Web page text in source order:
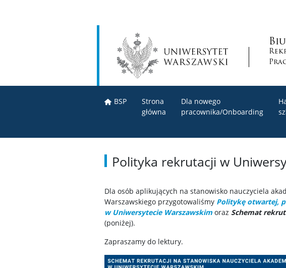
BSP
Strona
główna
Dla nowego
pracownika/Onboarding
Polityka rekrutacji w
Dla osób aplikujących na stanowisko nauczyciela
Warszawskiego przygotowaliśmy Politykę otwartej,
w Uniwersytecie Warszawskim oraz Schemat
(poniżej).
Zapraszamy do lektury.